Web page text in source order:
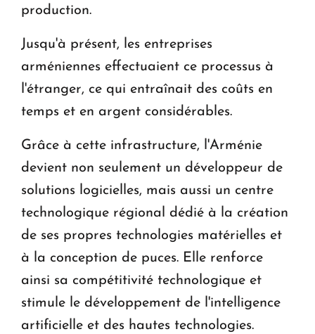
production.
Jusqu'à présent, les entreprises
arméniennes effectuaient ce processus à
l'étranger, ce qui entraînait des coûts en
temps et en argent considérables.
Grâce à cette infrastructure, l'Arménie
devient non seulement un développeur de
solutions logicielles, mais aussi un centre
technologique régional dédié à la création
de ses propres technologies matérielles et
à la conception de puces. Elle renforce
ainsi sa compétitivité technologique et
stimule le développement de l'intelligence
artificielle et des hautes technologies.